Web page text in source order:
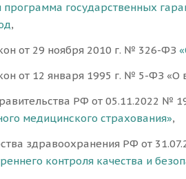
программа государственных
,
от 29 ноября 2010 г. № 326-ФЗ
от 12 января 1995 г. № 5-ФЗ «О
РФ от 05.11.2022 №
медицинского страхования»,
здравоохранения РФ от
контроля качества и